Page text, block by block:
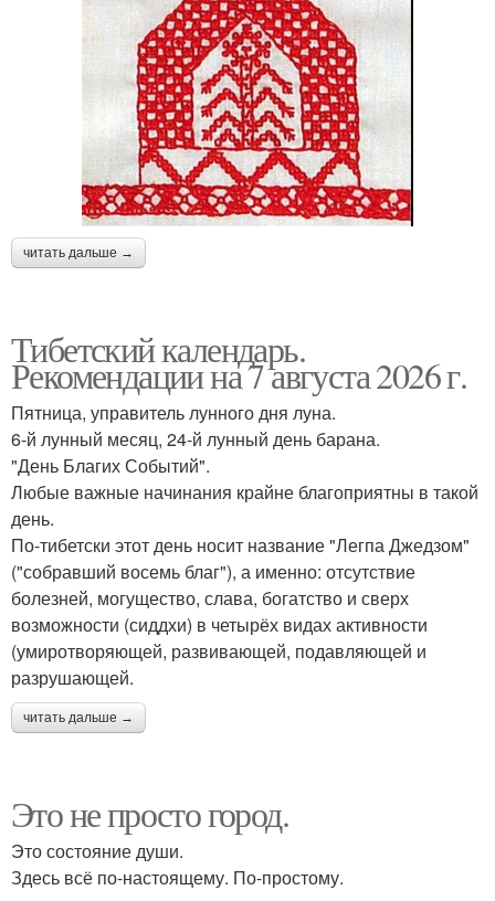
читать дальше →
Тибетский календарь.
Рекомендации на 7 августа 2026 г.
Пятница, управитель лунного дня луна.
6-й лунный месяц, 24-й лунный день барана.
"День Благих Событий".
Любые важные начинания крайне благоприятны в такой
день.
По-тибетски этот день носит название "Легпа Джедзом"
("собравший восемь благ"), а именно: отсутствие
болезней, могущество, слава, богатство и сверх
возможности (сиддхи) в четырёх видах активности
(умиротворяющей, развивающей, подавляющей и
разрушающей.
читать дальше →
Это не просто город.
Это состояние души.
Здесь всё по-настоящему. По-простому.